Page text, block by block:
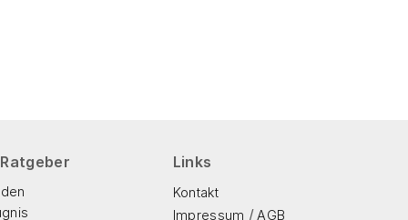
Links
Kontakt
Impressum /AGB